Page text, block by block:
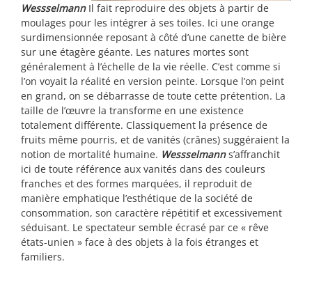
WessselmannIl fait reproduire des objets à partir de
moulages pour les intégrer à ses toiles. Ici une orange
surdimensionnée reposant à côté d’une canette de bière
sur une étagère géante. Les natures mortes sont
généralement à l’échelle de la vie réelle. C’est comme si
l’on voyait la réalité en version peinte. Lorsque l’on peint
en grand, on se débarrasse de toute cette prétention. La
taille de l’œuvre la transforme en une existence
totalement différente. Classiquement la présence de
fruits même pourris, et de vanités (crânes) suggéraient la
notion de mortalité humaine. Wessselmanns’affranchit
ici de toute référence aux vanités dans des couleurs
franches et des formes marquées, il reproduit de
manière emphatique l’esthétique de la société de
consommation, son caractère répétitif et excessivement
séduisant. Le spectateur semble écrasé par ce « rêve
états-unien » face à des objets à la fois étranges et
familiers.